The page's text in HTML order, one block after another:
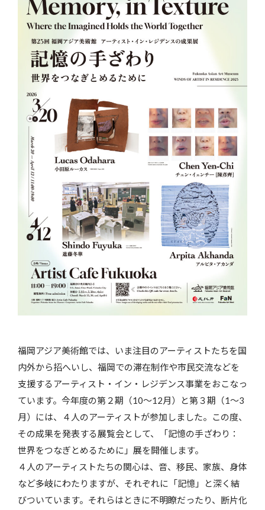
福岡アジア美術館では、いま注目のアーティストたちを国
内外から招へいし、福岡での滞在制作や市民交流などを
支援するアーティスト・イン・レジデンス事業をおこなっ
ています。今年度の第２期（10～12月）と第３期（1～3
月）には、４人のアーティストが参加しました。この度、
その成果を発表する展覧会として、「記憶の手ざわり：
世界をつなぎとめるために」展を開催します。
４人のアーティストたちの関心は、音、移民、家族、身体
など多岐にわたりますが、それぞれに「記憶」と深く結
びついています。それらはときに不明瞭だったり、断片化